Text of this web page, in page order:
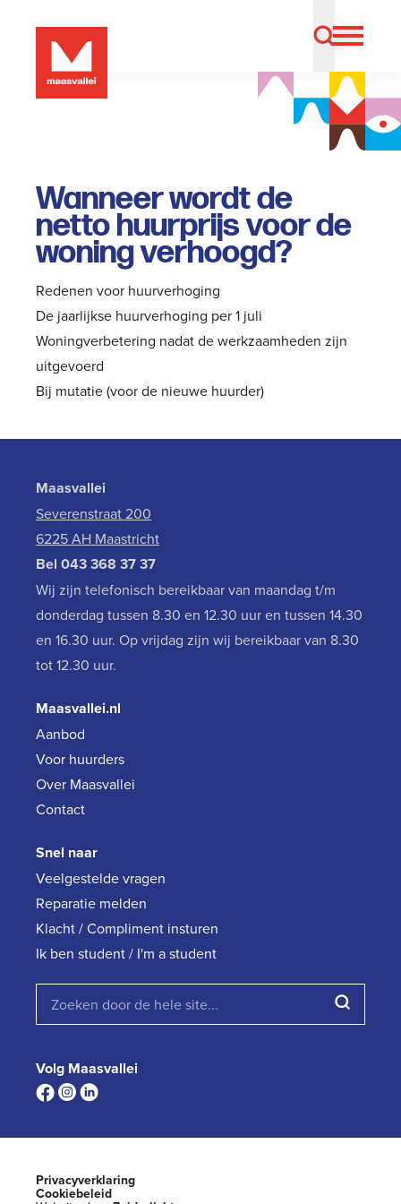
Wanneer wordt de
netto huurprijs voor de
woning verhoogd?
Redenen voor huurverhoging
De jaarlijkse huurverhoging per 1 juli
Woningverbetering nadat de werkzaamheden zijn
uitgevoerd
Bij mutatie (voor de nieuwe huurder)
Maasvallei
Severenstraat 200
6225 AH Maastricht
Bel 043 368 37 37
Wij zijn telefonisch bereikbaar van maandag t/m
donderdag tussen 8.30 en 12.30 uur en tussen 14.30
en 16.30 uur. Op vrijdag zijn wij bereikbaar van 8.30
tot 12.30 uur.
Maasvallei.nl
Aanbod
Voor huurders
Over Maasvallei
Contact
Snel naar
Veelgestelde vragen
Reparatie melden
Klacht / Compliment insturen
Ik ben student / I'm a student
Volg Maasvallei
Privacyverklaring
Cookiebeleid